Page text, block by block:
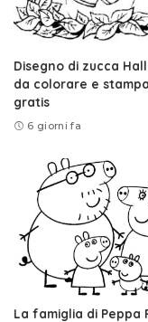
Disegno di zucca
da colorare e
gratis
6 giorni fa
La famiglia di Peppa